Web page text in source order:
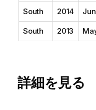
South 2014
South 2013
詳細を見る